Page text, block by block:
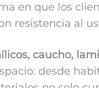
en que los
resistencia al
caucho,
desde